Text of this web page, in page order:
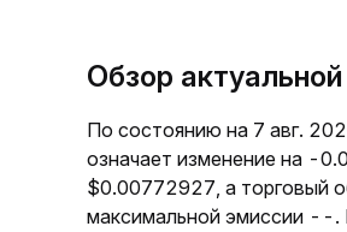
Обзор
По состоянию на 7 авг.
означает изменение на -
$0.00772927, а торговый
максимальной эмиссии --.